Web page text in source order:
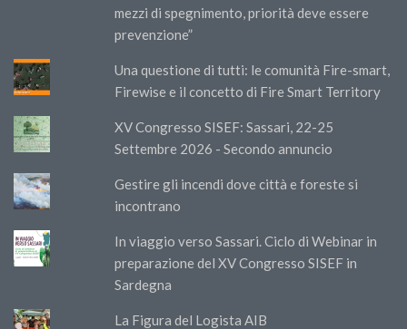
mezzi di spegnimento, priorità deve essere
prevenzione”
Una questione di tutti: le comunità Fire-smart,
Firewise e il concetto di Fire Smart Territory
XV Congresso SISEF: Sassari, 22-25
Settembre 2026 - Secondo annuncio
Gestire gli incendi dove città e foreste si
incontrano
In viaggio verso Sassari. Ciclo di Webinar in
preparazione del XV Congresso SISEF in
Sardegna
La Figura del Logista AIB